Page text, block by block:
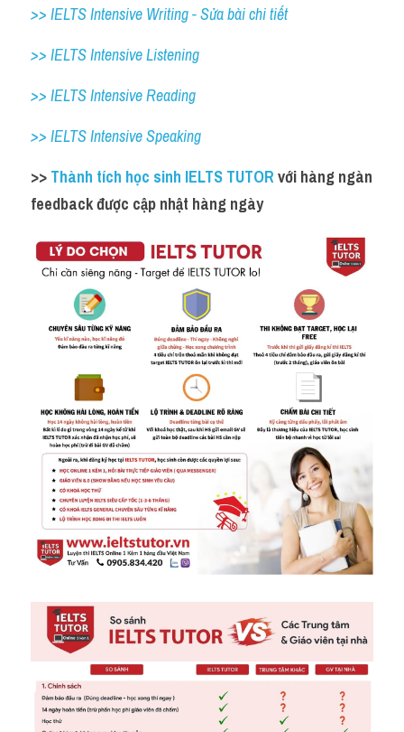
>> IELTS Intensive Writing - Sửa bài chi tiết
>> IELTS Intensive Listening
>> IELTS Intensive Reading
>> IELTS Intensive Speaking
>> Thành tích học sinh IELTS TUTOR với hàng ngàn
feedback được cập nhật hàng ngày